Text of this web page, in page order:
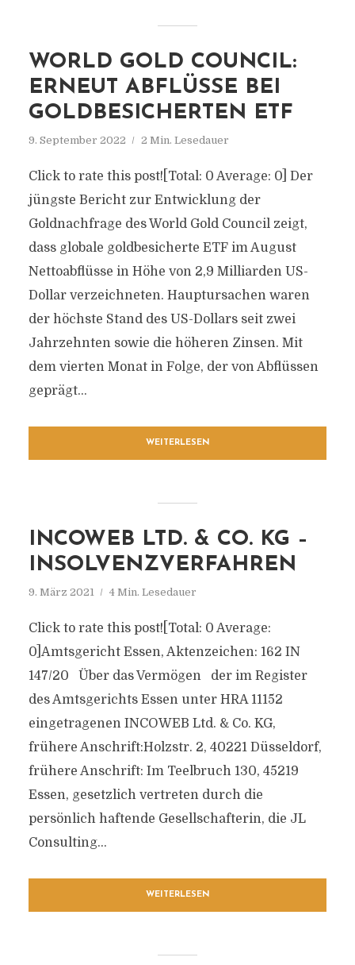
WORLD GOLD COUNCIL:
ERNEUT ABFLÜSSE BEI
GOLDBESICHERTEN ETF
9. September 2022 2 Min. Lesedauer
Click to rate this post![Total: 0 Average: 0] Der
jüngste Bericht zur Entwicklung der
Goldnachfrage des World Gold Council zeigt,
dass globale goldbesicherte ETF im August
Nettoabflüsse in Höhe von 2,9 Milliarden US-
Dollar verzeichneten. Hauptursachen waren
der höchste Stand des US-Dollars seit zwei
Jahrzehnten sowie die höheren Zinsen. Mit
dem vierten Monat in Folge, der von Abflüssen
geprägt...
WEITERLESEN
INCOWEB LTD. & CO. KG –
INSOLVENZVERFAHREN
9. März 2021 4 Min. Lesedauer
Click to rate this post![Total: 0 Average:
0]Amtsgericht Essen, Aktenzeichen: 162 IN
147/20 Über das Vermögen der im Register
des Amtsgerichts Essen unter HRA 11152
eingetragenen INCOWEB Ltd. & Co. KG,
frühere Anschrift:Holzstr. 2, 40221 Düsseldorf,
frühere Anschrift: Im Teelbruch 130, 45219
Essen, gesetzlich vertreten durch die
persönlich haftende Gesellschafterin, die JL
Consulting...
WEITERLESEN